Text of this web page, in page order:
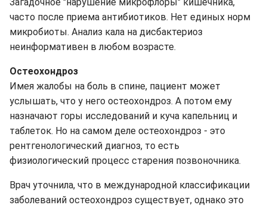
часто после приема антибиотиков. Нет единых норм
микробиоты. Анализ кала на дисбактериоз
неинформативен в любом возрасте.
Остеохондроз
Имея жалобы на боль в спине, пациент может
услышать, что у него остеохондроз. А потом ему
назначают горы исследований и куча капельниц и
таблеток. Но на самом деле остеохондроз - это
рентгенологический диагноз, то есть
физиологический процесс старения позвоночника.
Врач уточнила, что в международной классификации
заболеваний остеохондроз существует, однако это